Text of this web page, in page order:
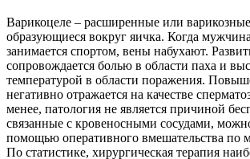
Варикоцеле – расширенные или
образующиеся вокруг яичка. Когда
занимается спортом, вены набухают.
сопровождается болью в области паха и
температурой в области поражения.
негативно отражается на качестве
менее, патология не является причиной
связанные с кровеносными сосудами,
помощью оперативного вмешательства по
По статистике, хирургическая терапия